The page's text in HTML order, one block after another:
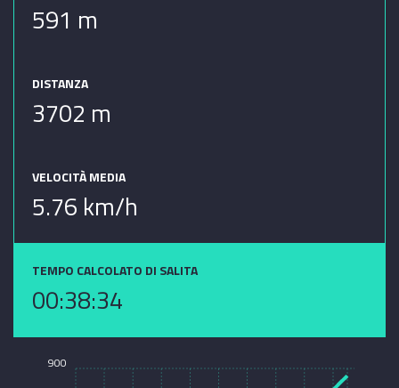
591 m
DISTANZA
3702 m
VELOCITÀ MEDIA
5.76 km/h
TEMPO CALCOLATO DI SALITA
00:38:34
900